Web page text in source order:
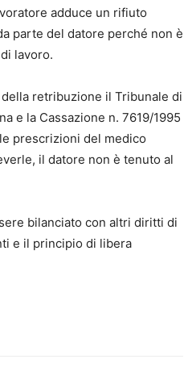
adduce un rifiuto
parte del datore perché non è
lavoro.
retribuzione il Tribunale di
e la Cassazione n. 7619/1995
prescrizioni del medico
il datore non è tenuto al
bilanciato con altri diritti di
e il principio di libera